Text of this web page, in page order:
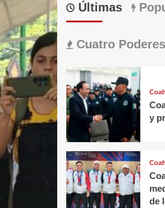
Últimas
Cuatro Poderes
y
de